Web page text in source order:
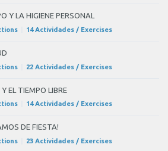
Y LA HIGIENE PERSONAL
14 Actividades / Exercises
22 Actividades / Exercises
EL TIEMPO LIBRE
14 Actividades / Exercises
DE FIESTA!
23 Actividades / Exercises